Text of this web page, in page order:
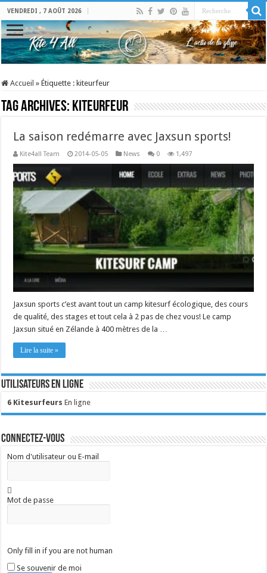
VENDREDI , 7 AOÛT 2026
Accueil » Étiquette : kiteurfeur
Tag Archives: kiteurfeur
La saison redémarre avec Jaxsun sports!
Kite4all Team 2014-05-05 News 0 1,497
Jaxsun sports c’est avant tout un camp kitesurf écologique, des cours
de qualité, des stages et tout cela à 2 pas de chez vous! Le camp
Jaxsun situé en Zélande à 400 mètres de la …
Lire la suite »
Utilisateurs en ligne
6 Kitesurfeurs En ligne
Connectez-vous
Nom d'utilisateur ou E-mail
Mot de passe
Only fill in if you are not human
Se souvenir de moi